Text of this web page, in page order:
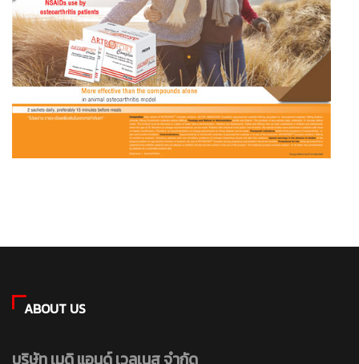
ABOUT US
บริษัท เมดิ แอนด์ เวลเนส จำกัด